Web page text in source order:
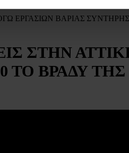
ΒΑΡΙΑΣ
ΣΤΗΝ
ΒΡΑΔΥ ΤΗΣ